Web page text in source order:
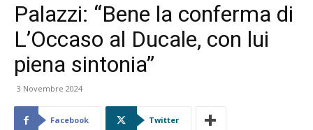
Palazzi: “Bene la conferma di
L’Occaso al Ducale, con lui
piena sintonia”
3 Novembre 2024
Facebook Twitter